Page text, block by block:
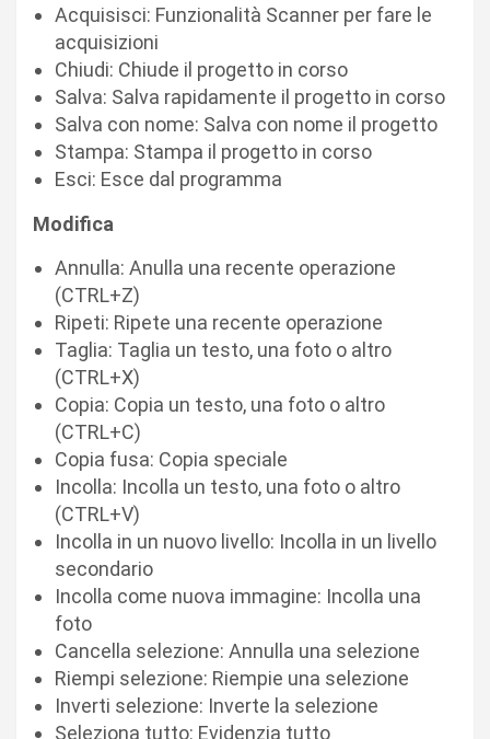
Acquisisci: Funzionalità Scanner per fare le
acquisizioni
Chiudi: Chiude il progetto in corso
Salva: Salva rapidamente il progetto in corso
Salva con nome: Salva con nome il progetto
Stampa: Stampa il progetto in corso
Esci: Esce dal programma
Modifica
Annulla: Anulla una recente operazione
(CTRL+Z)
Ripeti: Ripete una recente operazione
Taglia: Taglia un testo, una foto o altro
(CTRL+X)
Copia: Copia un testo, una foto o altro
(CTRL+C)
Copia fusa: Copia speciale
Incolla: Incolla un testo, una foto o altro
(CTRL+V)
Incolla in un nuovo livello: Incolla in un livello
secondario
Incolla come nuova immagine: Incolla una
foto
Cancella selezione: Annulla una selezione
Riempi selezione: Riempie una selezione
Inverti selezione: Inverte la selezione
Seleziona tutto: Evidenzia tutto